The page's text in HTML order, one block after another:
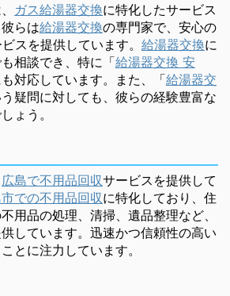
ガス給湯器交換に特化したサービス
らは給湯器交換の専門家で、安心の
スを提供しています。 給湯器交換に
相談でき、特に「給湯器交換 安
対応しています。また、「給湯器交
う疑問に対しても、彼らの経験豊富な
ょう。
広島で不用品回収サービスを提供して
での不用品回収に特化しており、住
用品の処理、清掃、遺品整理など、
しています。迅速かつ信頼性の高い
とに注力しています。